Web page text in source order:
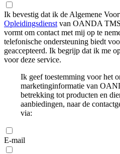
Ik bevestig dat ik de Algemene
Opleidingsdienst van OANDA
vormt om contact met mij op te
telefonische ondersteuning biedt
geaccepteerd. Ik begrijp dat ik me
voor deze service.
Ik geef toestemming voor het
marketinginformatie van
betrekking tot producten en
aanbiedingen, naar de
via:
E-mail